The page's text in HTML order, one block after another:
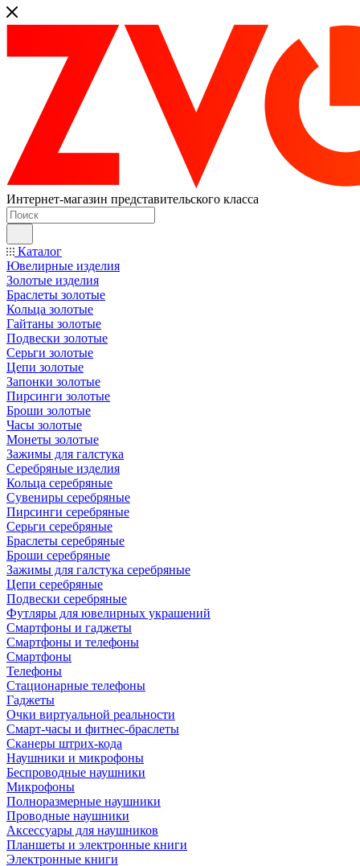
Интернет-магазин представительского класса
Каталог
Ювелирные изделия
Золотые изделия
Браслеты золотые
Кольца золотые
Гайтаны золотые
Подвески золотые
Серьги золотые
Цепи золотые
Запонки золотые
Пирсинги золотые
Броши золотые
Часы золотые
Монеты золотые
Зажимы для галстука
Серебряные изделия
Кольца серебряные
Сувениры серебряные
Пирсинги серебряные
Серьги серебряные
Браслеты серебряные
Броши серебряные
Зажимы для галстука серебряные
Цепи серебряные
Подвески серебряные
Футляры для ювелирных украшений
Смартфоны и гаджеты
Смартфоны и телефоны
Смартфоны
Телефоны
Стационарные телефоны
Гаджеты
Очки виртуальной реальности
Смарт-часы и фитнес-браслеты
Сканеры штрих-кода
Наушники и микрофоны
Беспроводные наушники
Микрофоны
Полноразмерные наушники
Проводные наушники
Аксессуары для наушников
Планшеты и электронные книги
Электронные книги